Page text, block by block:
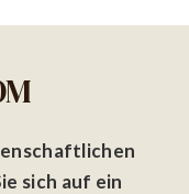
sich auf ein